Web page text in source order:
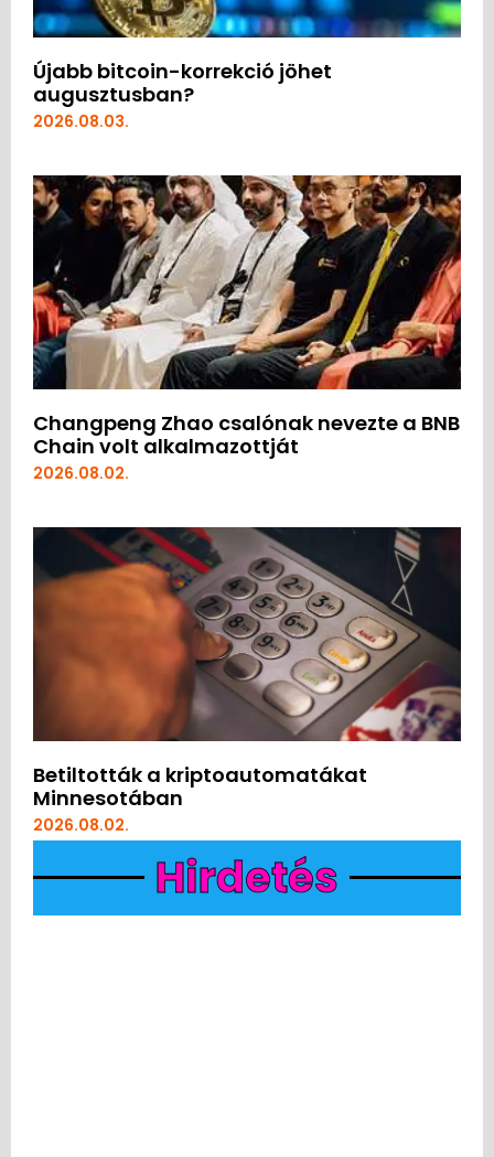
Újabb bitcoin-korrekció jöhet
augusztusban?
2026.08.03.
Changpeng Zhao csalónak nevezte a BNB
Chain volt alkalmazottját
2026.08.02.
Betiltották a kriptoautomatákat
Minnesotában
2026.08.02.
Hirdetés